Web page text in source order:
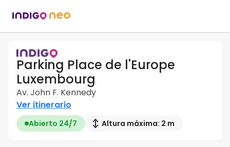
Parking Place de l'Europe
Luxembourg
Av. John F. Kennedy
Ver itinerario
Abierto 24/7 Altura máxima: 2 m